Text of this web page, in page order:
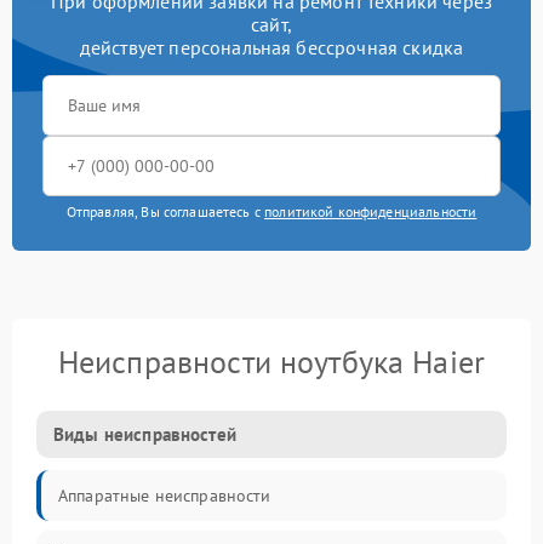
сайт,
действует персональная бессрочная скидка
Отправляя, Вы соглашаетесь с политикой конфиденциальности
Неисправности ноутбука Haier
Виды неисправностей
Аппаратные неисправности